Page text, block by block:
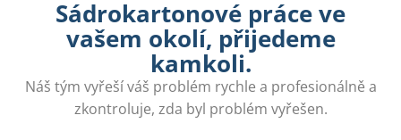
Sádrokartonové práce ve
vašem okolí, přijedeme
kamkoli.
Náš tým vyřeší váš problém rychle a profesionálně a
zkontroluje, zda byl problém vyřešen.